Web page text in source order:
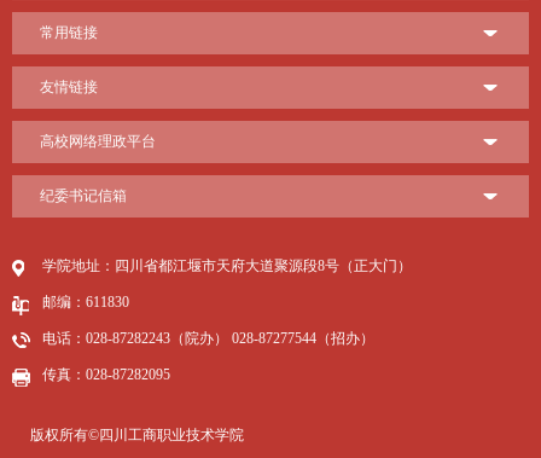
常用链接
友情链接
高校网络理政平台
纪委书记信箱
学院地址：四川省都江堰市天府大道聚源段8号（正大门）
邮编：611830
电话：028-87282243（院办） 028-87277544（招办）
传真：028-87282095
版权所有©四川工商职业技术学院